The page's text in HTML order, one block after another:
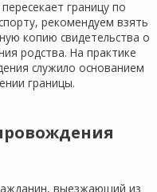
границу по
рекомендуем взять
копию свидетельства о
родства. На практике
служило основанием
границы.
выезжающий из